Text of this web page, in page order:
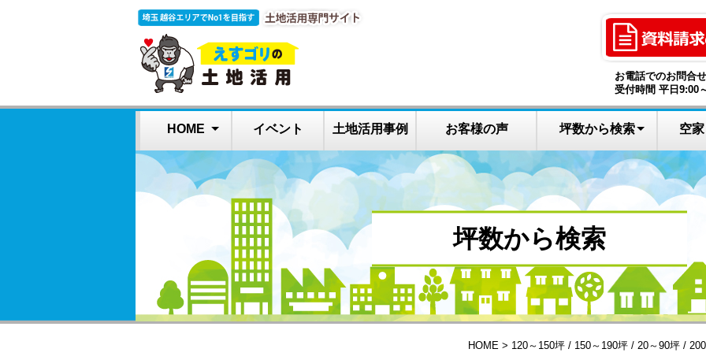
お電話でのお問合
受付時間 平日9:00
HOME
土地活用とは？
借家教室
高齢者施設の土地
活用
障がい者住宅で土
地活用
よくある質問
イベント 土地活用事例 お客様の声 坪数から検索
20～90坪
9０～１2０坪
120～150坪
150～190坪
200坪～
30坪以下
土地なし
空
坪数から検索
HOME 120～150坪 / 150～190坪 / 20～90坪 /